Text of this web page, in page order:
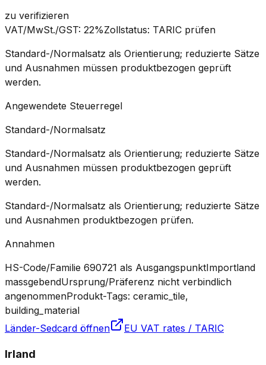
zu verifizieren
VAT/MwSt./GST: 22%Zollstatus: TARIC prüfen
Standard-/Normalsatz als Orientierung; reduzierte Sätze
und Ausnahmen müssen produktbezogen geprüft
werden.
Angewendete Steuerregel
Standard-/Normalsatz
Standard-/Normalsatz als Orientierung; reduzierte Sätze
und Ausnahmen müssen produktbezogen geprüft
werden.
Standard-/Normalsatz als Orientierung; reduzierte Sätze
und Ausnahmen produktbezogen prüfen.
Annahmen
HS-Code/Familie 690721 als AusgangspunktImportland
massgebendUrsprung/Präferenz nicht verbindlich
angenommenProdukt-Tags: ceramic_tile,
building_material
Länder-Sedcard öffnen
EU VAT rates / TARIC
Irland